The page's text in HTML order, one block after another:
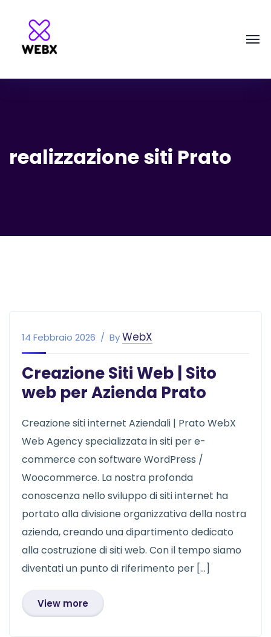
realizzazione siti Prato
14 Febbraio 2026 ByWebX
Creazione Siti Web | Sito
web per Azienda Prato
Creazione siti internet Aziendali | Prato WebX
Web Agency specializzata in siti per e-
commerce con software WordPress /
Woocommerce. La nostra profonda
conoscenza nello sviluppo di siti internet ha
portato alla divisione organizzativa della nostra
azienda, creando una dipartimento dedicato
alla costruzione di siti web. Con il tempo siamo
diventati un punto di riferimento per […]
View more